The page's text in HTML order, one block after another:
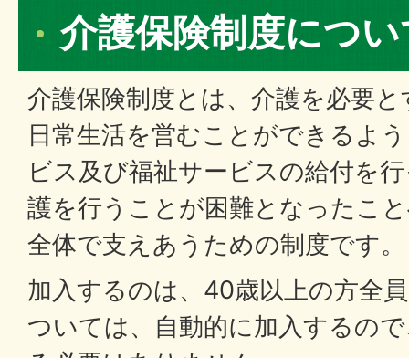
介護保険制度につ
介護保険制度とは、介護を必要
日常生活を営むことができるよ
ビス及び福祉サービスの給付を
護を行うことが困難となったこ
全体で支えあうための制度です。
加入するのは、40歳以上の方全
ついては、自動的に加入するの